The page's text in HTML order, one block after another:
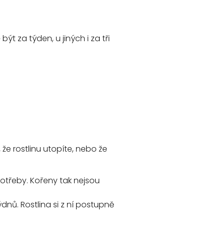
za týden, u jiných i za tři
že rostlinu utopíte, nebo že
Kořeny tak nejsou
Rostlina si z ní postupně